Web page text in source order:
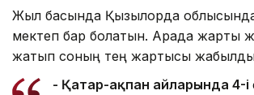
Жыл басында Қызылорда
мектеп бар болатын. Арада жарты
жатып соның тең жартысы
- Қаңтар-ақпан айларында 4-і